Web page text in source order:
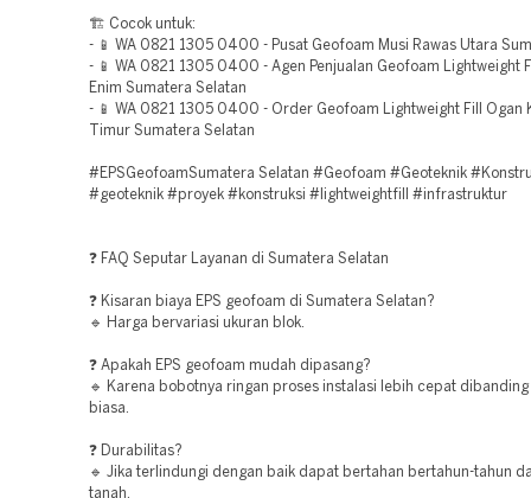
🏗️ Cocok untuk:
- 📱 WA 0821 1305 0400 - Pusat Geofoam Musi Rawas Utara
- 📱 WA 0821 1305 0400 - Agen Penjualan Geofoam Lightweight
Enim Sumatera Selatan
- 📱 WA 0821 1305 0400 - Order Geofoam Lightweight Fill Ogan
Timur Sumatera Selatan
#EPSGeofoamSumatera Selatan #Geofoam #Geoteknik
#geoteknik #proyek #konstruksi #lightweightfill #infrastruktur
❓ FAQ Seputar Layanan di Sumatera Selatan
❓ Kisaran biaya EPS geofoam di Sumatera Selatan?
🔹 Harga bervariasi ukuran blok.
❓ Apakah EPS geofoam mudah dipasang?
🔹 Karena bobotnya ringan proses instalasi lebih cepat
biasa.
❓ Durabilitas?
🔹 Jika terlindungi dengan baik dapat bertahan bertahun-tahun
tanah.